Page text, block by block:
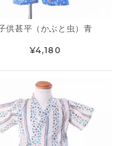
供甚平（かぶと虫）青
¥4,180